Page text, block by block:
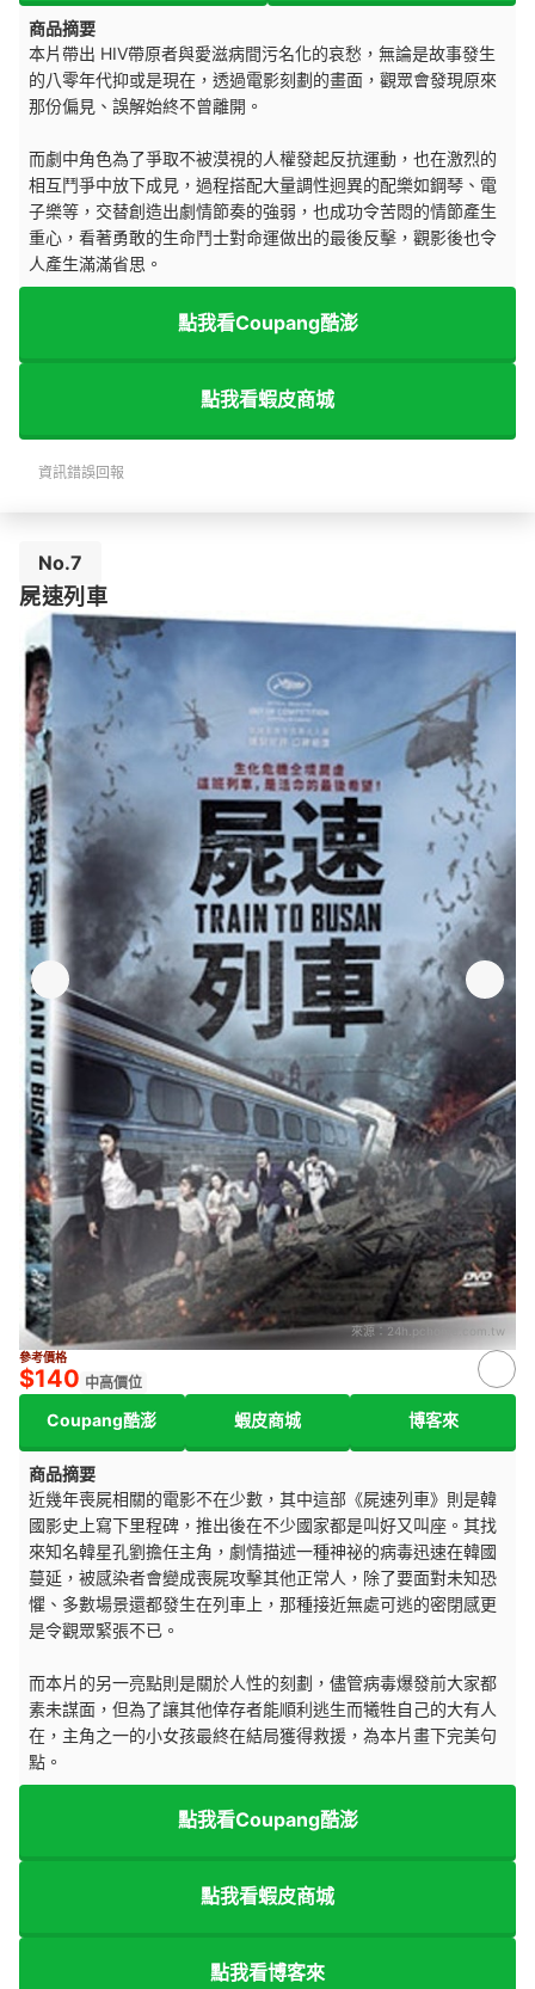
商品摘要
本片帶出 HIV帶原者與愛滋病間污名化的哀愁，無論是故事發生
的八零年代抑或是現在，透過電影刻劃的畫面，觀眾會發現原來
那份偏見、誤解始終不曾離開。
而劇中角色為了爭取不被漠視的人權發起反抗運動，也在激烈的
相互鬥爭中放下成見，過程搭配大量調性迥異的配樂如鋼琴、電
子樂等，交替創造出劇情節奏的強弱，也成功令苦悶的情節產生
重心，看著勇敢的生命鬥士對命運做出的最後反擊，觀影後也令
人產生滿滿省思。
點我看Coupang酷澎
點我看蝦皮商城
資訊錯誤回報
No.7
屍速列車
來源： 24h.pchome.com.tw
參考價格
$140 中高價位
Coupang酷澎 蝦皮商城 博客來
商品摘要
近幾年喪屍相關的電影不在少數，其中這部《屍速列車》則是韓
國影史上寫下里程碑，推出後在不少國家都是叫好又叫座。其找
來知名韓星孔劉擔任主角，劇情描述一種神祕的病毒迅速在韓國
蔓延，被感染者會變成喪屍攻擊其他正常人，除了要面對未知恐
懼、多數場景還都發生在列車上，那種接近無處可逃的密閉感更
是令觀眾緊張不已。
而本片的另一亮點則是關於人性的刻劃，儘管病毒爆發前大家都
素未謀面，但為了讓其他倖存者能順利逃生而犧牲自己的大有人
在，主角之一的小女孩最終在結局獲得救援，為本片畫下完美句
點。
點我看Coupang酷澎
點我看蝦皮商城
點我看博客來